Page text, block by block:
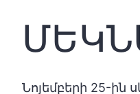
Նոյեմբերի 25-ին